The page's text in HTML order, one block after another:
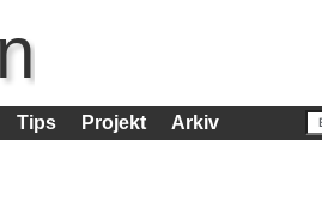
Tips Projekt Arkiv